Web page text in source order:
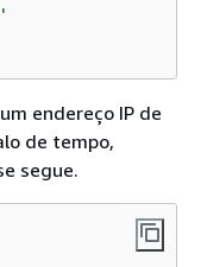
endereço IP de
de tempo,
segue.